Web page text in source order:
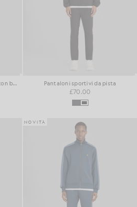
Pantaloni da ginnastica a righe con bordino Pantaloni sportivi da pista
£70.00
NOVITÀ